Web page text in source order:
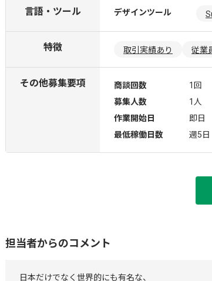
言語・ツール デザインツール
特徴 取引実績あり 従業
その他募集要項 商談回数
1回
募集人数
1人
作業開始日
即日
最低稼働日数
週5日
担当者からのコメント
日本だけでなく世界的にも有名な、